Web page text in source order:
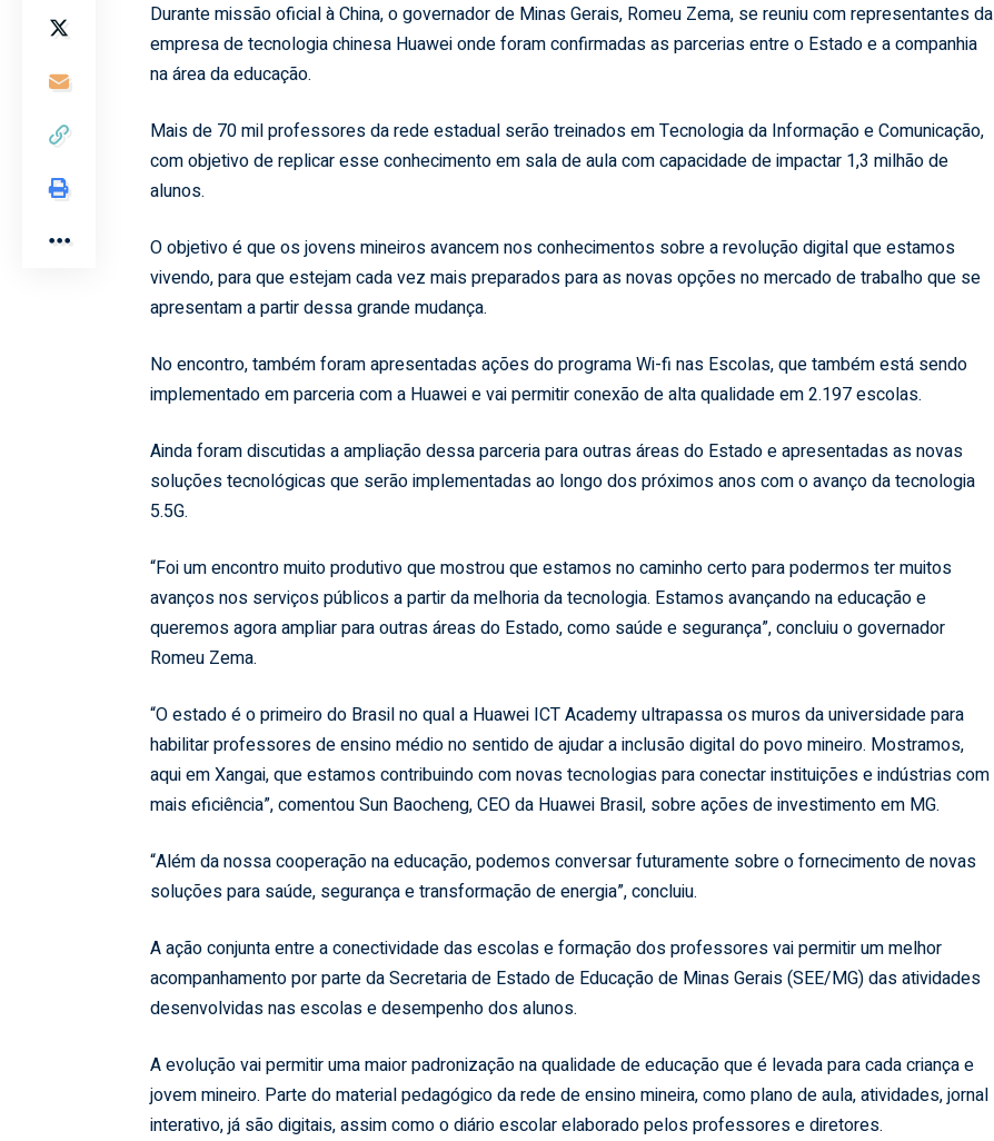
Durante missão oficial à China, o governador de Minas Gerais, Romeu Zema, se reuniu com representantes da
empresa de tecnologia chinesa Huawei onde foram confirmadas as parcerias entre o Estado e a companhia
na área da educação.
Mais de 70 mil professores da rede estadual serão treinados em Tecnologia da Informação e Comunicação,
com objetivo de replicar esse conhecimento em sala de aula com capacidade de impactar 1,3 milhão de
alunos.
O objetivo é que os jovens mineiros avancem nos conhecimentos sobre a revolução digital que estamos
vivendo, para que estejam cada vez mais preparados para as novas opções no mercado de trabalho que se
apresentam a partir dessa grande mudança.
No encontro, também foram apresentadas ações do programa Wi-fi nas Escolas, que também está sendo
implementado em parceria com a Huawei e vai permitir conexão de alta qualidade em 2.197 escolas.
Ainda foram discutidas a ampliação dessa parceria para outras áreas do Estado e apresentadas as novas
soluções tecnológicas que serão implementadas ao longo dos próximos anos com o avanço da tecnologia
5.5G.
“Foi um encontro muito produtivo que mostrou que estamos no caminho certo para podermos ter muitos
avanços nos serviços públicos a partir da melhoria da tecnologia. Estamos avançando na educação e
queremos agora ampliar para outras áreas do Estado, como saúde e segurança”, concluiu o governador
Romeu Zema.
“O estado é o primeiro do Brasil no qual a Huawei ICT Academy ultrapassa os muros da universidade para
habilitar professores de ensino médio no sentido de ajudar a inclusão digital do povo mineiro. Mostramos,
aqui em Xangai, que estamos contribuindo com novas tecnologias para conectar instituições e indústrias com
mais eficiência”, comentou Sun Baocheng, CEO da Huawei Brasil, sobre ações de investimento em MG.
“Além da nossa cooperação na educação, podemos conversar futuramente sobre o fornecimento de novas
soluções para saúde, segurança e transformação de energia”, concluiu.
A ação conjunta entre a conectividade das escolas e formação dos professores vai permitir um melhor
acompanhamento por parte da Secretaria de Estado de Educação de Minas Gerais (SEE/MG) das atividades
desenvolvidas nas escolas e desempenho dos alunos.
A evolução vai permitir uma maior padronização na qualidade de educação que é levada para cada criança e
jovem mineiro. Parte do material pedagógico da rede de ensino mineira, como plano de aula, atividades, jornal
interativo, já são digitais, assim como o diário escolar elaborado pelos professores e diretores.